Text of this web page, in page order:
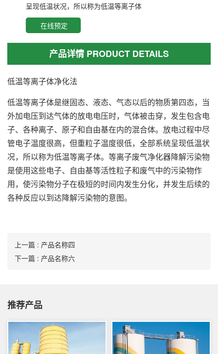
呈现低温状况，所以称为低温等离子体
在线预定
产品详情 PRODUCT DETAILS
低温等离子体净化法
低温等离子体是继固态、液态、气态以后的物质第四态，当
外加电压到达气体的放电电压时，气体被击穿，发生包含电
子、各种离子、原子和自由基在内的混合体。放电过程中尽
管电子温度很高，但重粒子温度很低，全部系统呈现低温状
况，所以称为低温等离子体。等离子废气净化器降解污染物
是使用这些电子、自由基等活性粒子和废气中的污染物作
用，使污染物分子在极短的时间内发生分化，并发生后续的
各种反应以到达降解污染物的意图。
上一篇 : 产品名称四
下一篇 : 产品名称六
推荐产品